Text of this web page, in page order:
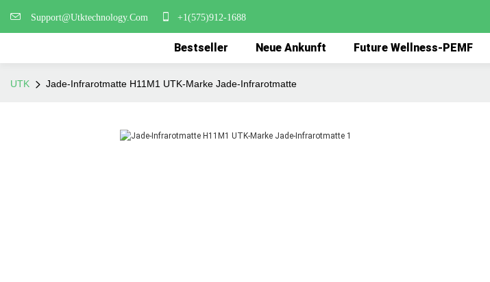
Support@Utktechnology.Com +1(575)912-1688
Bestseller Neue Ankunft Future Wellness-PEMF
UTK Jade-Infrarotmatte H11M1 UTK-Marke Jade-Infrarotmatte